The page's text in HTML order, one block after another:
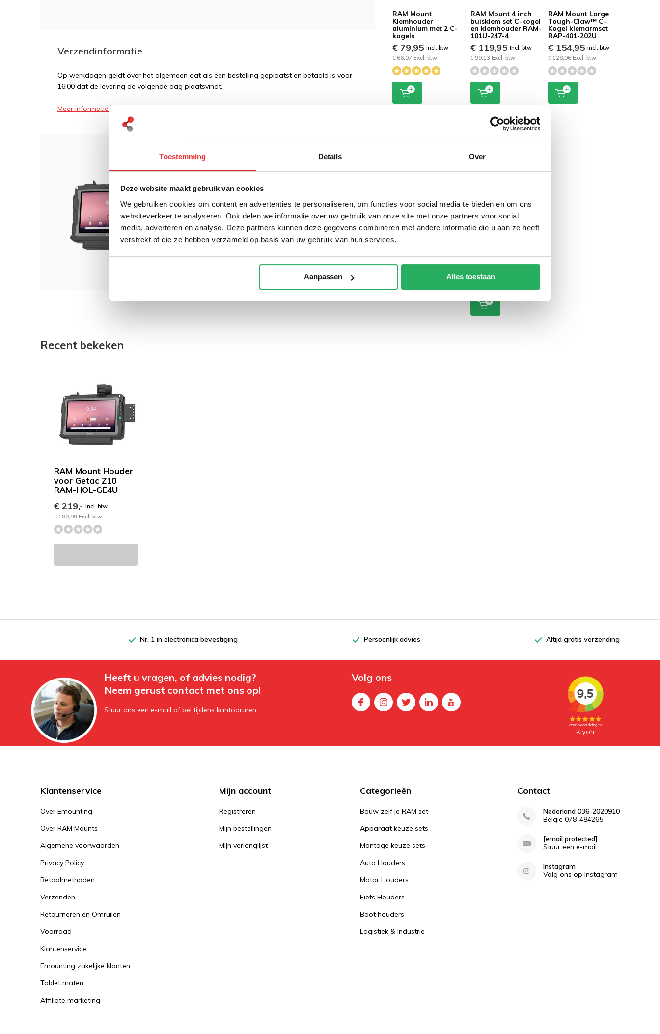
Toestemming Details Over
Deze website maakt gebruik van cookies
We gebruiken cookies om content en advertenties te personaliseren, om functies voor social media te bieden en om ons
websiteverkeer te analyseren. Ook delen we informatie over uw gebruik van onze site met onze partners voor social
media, adverteren en analyse. Deze partners kunnen deze gegevens combineren met andere informatie die u aan ze heeft
verstrekt of die ze hebben verzameld op basis van uw gebruik van hun services.
Aanpassen Alles toestaan
Verzendinformatie
Op werkdagen geldt over het algemeen dat als een bestelling geplaatst en betaald is voor
16:00 dat de levering de volgende dag plaatsvindt.
Meer informatie
Dit wordt 'm!
RAM Mount Houder voor Getac
(0)
RAM Mount
Klemhouder
aluminium met 2 C-
kogels
€ 79,95Incl. btw
€ 66,07 Excl. btw
RAM Mount 4 inch
buisklem set C-kogel
en klemhouder RAM-
101U-247-4
€ 119,95 Incl. btw
€ 99,13 Excl. btw
RAM Mount Large
Tough-Claw™ C-
Kogel klemarmset
RAP-401-202U
€ 154,95Incl. btw
€ 128,06 Excl. btw
RAM Mount 2.5 inch
buisklem set C-kogel
en klemhouder RAM-
101U-247-25
€ 104,95
RAM Mount GDS®
10-32VDC Input
(12VDC Output)
Hardwire Charger
with Male DC 5.5mm
€ 71,95
Recent bekeken
RAM Mount Houder
voor Getac Z10
RAM-HOL-GE4U
€ 219,- Incl. btw
€ 180,99 Excl. btw
Nr. 1 in electronica bevestiging Persoonlijk advies Altijd gratis verzending
Heeft u vragen, of advies nodig?
Neem gerust contact met ons op!
Stuur ons een e-mail of bel tijdens kantooruren.
Volg ons
Klantenservice
Over Emounting
Over RAM Mounts
Algemene voorwaarden
Privacy Policy
Betaalmethoden
Verzenden
Retourneren en Omruilen
Voorraad
Klantenservice
Emounting zakelijke klanten
Tablet maten
Affiliate marketing
Mijn account
Registreren
Mijn bestellingen
Mijn verlanglijst
Categorieën
Bouw zelf je RAM set
Apparaat keuze sets
Montage keuze sets
Auto Houders
Motor Houders
Fiets Houders
Boot houders
Logistiek & Industrie
Contact
Nederland 036-2020910
België 078-484265
[email protected]
Stuur een e-mail
Instagram
Volg ons op Instagram